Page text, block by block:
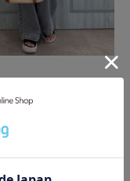
2025.07.28
オーパ店